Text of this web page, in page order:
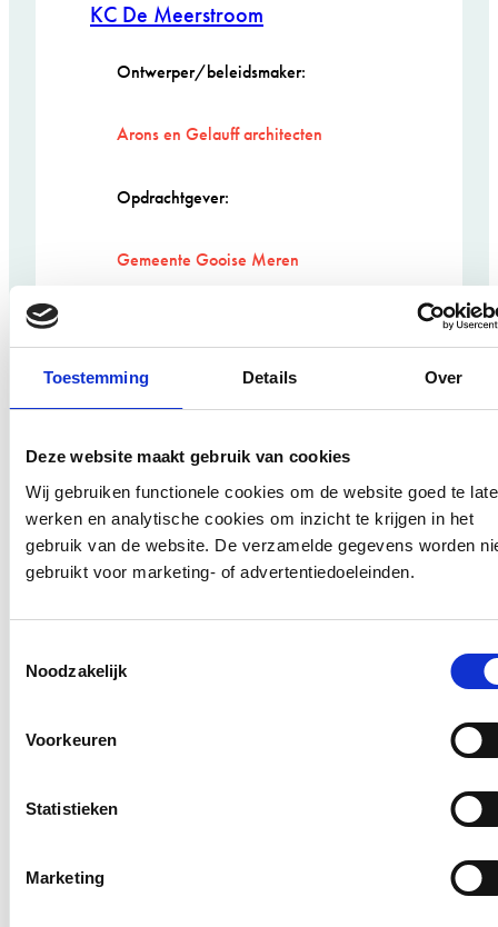
Toestemming Details Over
Deze website maakt gebruik van cookies
Wij gebruiken functionele cookies om de website goed te
werken en analytische cookies om inzicht te krijgen in het
gebruik van de website. De verzamelde gegevens worden
gebruikt voor marketing- of advertentiedoeleinden.
Noodzakelijk
Voorkeuren
Statistieken
Marketing
ARIE KEPPLER
KC De Meerstroom
Ontwerper/beleidsmaker:
Arons en Gelauff architecten
Opdrachtgever:
Gemeente Gooise Meren
Gooise Meren
KC De Meerstroom is een cirkelvormig,
brinkdorp Muiderberg. De ronde vorm is een
esthetisch gebaar en ruimtelijke en
constructieve essentie van het ontwerp
tegelijk: compact, sociaal verbindend,
energie-efficiënt. Bij binnenkomst trekt het
aandacht: dag- en zonlicht valt de
BEKIJK PROJECT
PRIJS 2026